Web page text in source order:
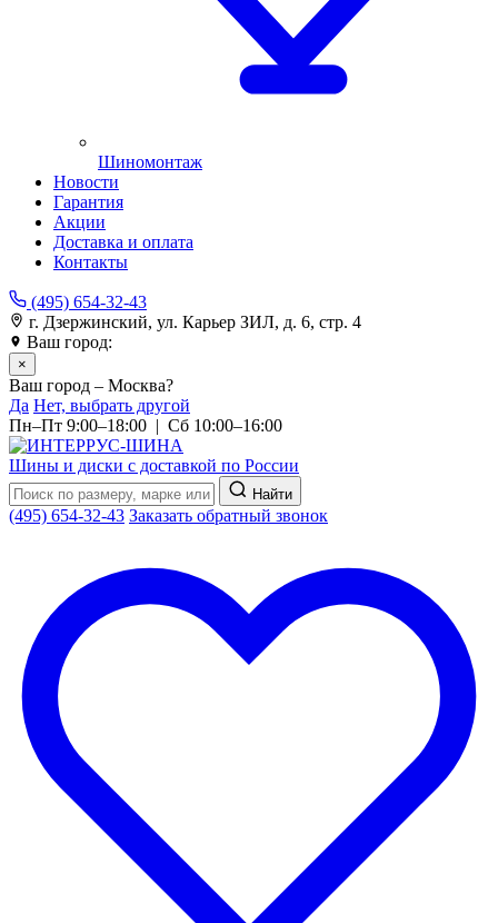
Шиномонтаж
Новости
Гарантия
Акции
Доставка и оплата
Контакты
(495) 654-32-43
г. Дзержинский, ул. Карьер ЗИЛ, д. 6, стр. 4
Ваш город:
×
Ваш город – Москва?
Да Нет, выбрать другой
Пн–Пт 9:00–18:00 | Сб 10:00–16:00
Шины и диски с доставкой по России
Найти
(495) 654-32-43 Заказать обратный звонок